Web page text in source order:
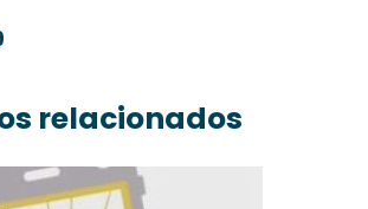
relacionados